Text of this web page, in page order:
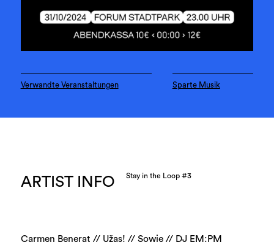
Verwandte Veranstaltungen Sparte Musik
ARTIST INFO Stay in the Loop #3
Carmen Benerat // Užas! // Sowie // DJ EM:PM